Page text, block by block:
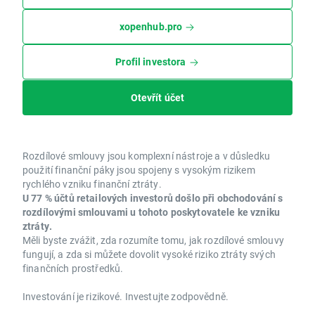
xopenhub.pro
Profil investora
Otevřít účet
Rozdílové smlouvy jsou komplexní nástroje a v důsledku
použití finanční páky jsou spojeny s vysokým rizikem
rychlého vzniku finanční ztráty.
U 77 % účtů retailových investorů došlo při obchodování s
rozdílovými smlouvami u tohoto poskytovatele ke vzniku
ztráty.
Měli byste zvážit, zda rozumíte tomu, jak rozdílové smlouvy
fungují, a zda si můžete dovolit vysoké riziko ztráty svých
finančních prostředků.
Investování je rizikové. Investujte zodpovědně.